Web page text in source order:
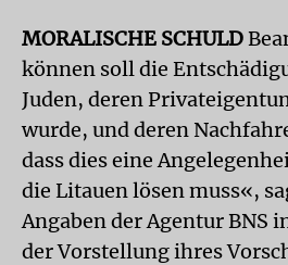
MORALISCHE SCHULD
können soll die
Juden, deren
wurde, und deren
dass dies eine
die Litauen lösen muss«,
Angaben der Agentur BNS
der Vorstellung ihres